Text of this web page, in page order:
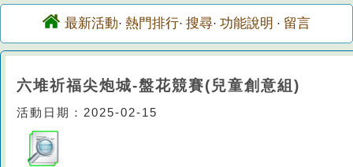
最新活動· 熱門排行· 搜尋· 功能說明 · 留言
六堆祈福尖炮城-盤花競賽(兒童創意組)
活動日期：2025-02-15